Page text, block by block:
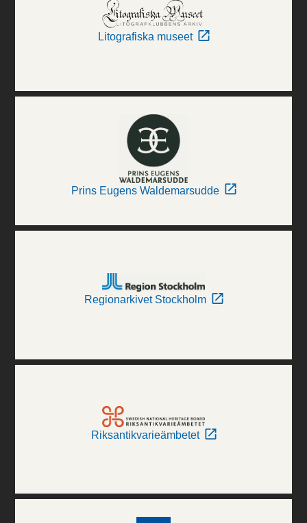
Litografiska museet
Prins Eugens Waldemarsudde
Regionarkivet Stockholm
Riksantikvarieämbetet